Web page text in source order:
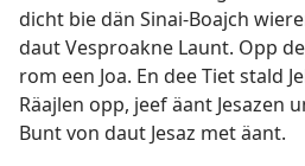
dicht bie dän Sinai-Boajch
daut Vesproakne Launt. Opp
rom een Joa. En dee Tiet stald
Räajlen opp, jeef äant Jesazen
Bunt von daut Jesaz met äant.